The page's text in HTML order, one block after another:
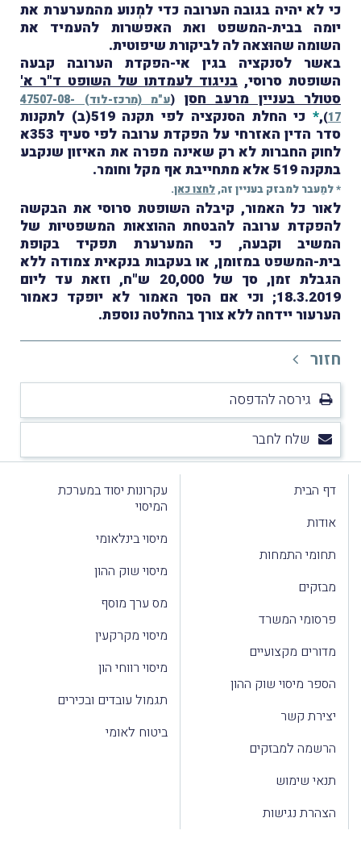
כי לא יהיה בגובה הערובה כדי למְנוע מהמערערת את
יומה בבית-המשפט ואת האפשרות להעמיד את
השומה שהוּצאה לה לביקורת שיפוטית.
באשר לסנקציה בגין אי-הפקדת הערובה קבעה
השופטת סרוסי, בניגוד לעמדתו של השופט ד"ר א'
סטולר בעניין מרעב חסן (
ע"מ (מרכז-לוד) 47507-08-
17
)
,
*
כי החלת הסנקציה לפי תקנה 519(ב) לתקנות
סדר הדין האזרחי על הפקדת ערובה לפי סעיף 353א
לחוק החברות לא רק שאינה מפרה את האיזון שנקבע
בתקנה 519 אלא מתחייבת אף מקל וחומר.
* למַעבר למבזק בעניין זה,לחצו כאן.
לאור כל האמור, קיבלה השופטת סרוסי את הבקשה
להפקדת ערובה להבטחת ההוצאות המשפטיות של
המשיב וקבעה, כי המערערת תפקיד בקופת
בית-המשפט במזומן, או בעקבות בנקאית צמודה ללא
הגבלת זמן, סך של 20,000 ש"ח, וזאת עד ליום
18.3.2019; וכי אם הסך האמור לא יופקד כאמור
הערעור יידחה ללא צורך בהחלטה נוספת.
חזור
גירסה להדפסה
שלח לחבר
דף הבית
אודות
תחומי התמחות
מבזקים
פרסומי המשרד
מדורים מקצועיים
הספר מיסוי שוק ההון
יצירת קשר
הרשמה למבזקים
תנאי שימוש
הצהרת נגישות
עקרונות יסוד במערכת
המיסוי
מיסוי בינלאומי
מיסוי שוק ההון
מס ערך מוסף
מיסוי מקרקעין
מיסוי רווחי הון
תגמול עובדים ובכירים
ביטוח לאומי